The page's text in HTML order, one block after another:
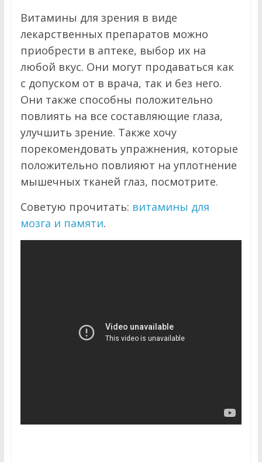
Витамины для зрения в виде
лекарственных препаратов можно
приобрести в аптеке, выбор их на
любой вкус. Они могут продаваться как
с допуском от в врача, так и без него.
Они также способны положительно
повлиять на все составляющие глаза,
улучшить зрение. Также хочу
порекомендовать упражнения, которые
положительно повлияют на уплотнение
мышечных тканей глаз, посмотрите.
Советую прочитать: витамины для
мозга и памяти.